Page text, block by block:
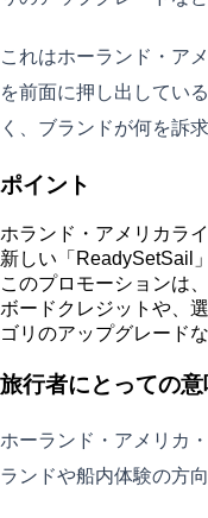
これはホーランド・ア
を前面に押し出してい
く、ブランドが何を訴
ポイント
ホランド・アメリカラ
新しい「ReadySetSail
このプロモーションは
ボードクレジットや、
ゴリのアップグレード
旅行者にとっての意
ホーランド・アメリカ
ランドや船内体験の方